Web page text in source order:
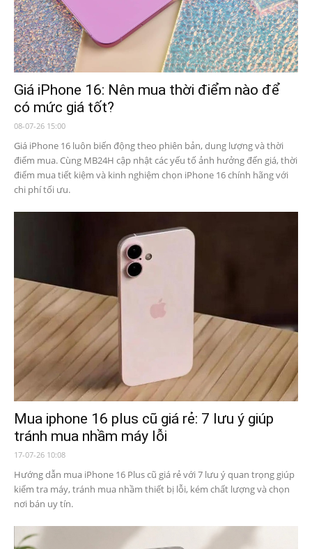
Giá iPhone 16: Nên mua thời điểm nào để
có mức giá tốt?
08-07-26 15:00
Giá iPhone 16 luôn biến động theo phiên bản, dung lượng và thời
điểm mua. Cùng MB24H cập nhật các yếu tố ảnh hưởng đến giá, thời
điểm mua tiết kiệm và kinh nghiệm chọn iPhone 16 chính hãng với
chi phí tối ưu.
Mua iphone 16 plus cũ giá rẻ: 7 lưu ý giúp
tránh mua nhầm máy lỗi
17-07-26 10:08
Hướng dẫn mua iPhone 16 Plus cũ giá rẻ với 7 lưu ý quan trọng giúp
kiểm tra máy, tránh mua nhầm thiết bị lỗi, kém chất lượng và chọn
nơi bán uy tín.